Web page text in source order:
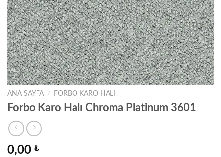
ANA SAYFA / FORBO KARO HALI
Forbo Karo Halı Chroma Platinum 3601
0,00 ₺